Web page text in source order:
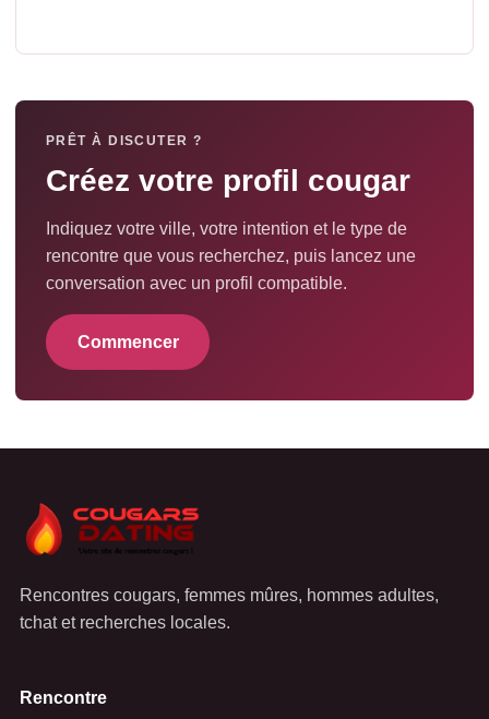
PRÊT À DISCUTER ?
Créez votre profil cougar
Indiquez votre ville, votre intention et le type de
rencontre que vous recherchez, puis lancez une
conversation avec un profil compatible.
Commencer
Rencontres cougars, femmes mûres, hommes adultes,
tchat et recherches locales.
Rencontre